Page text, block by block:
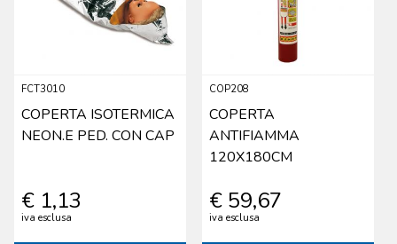
FCT3010
COPERTA ISOTERMICA
NEON.E PED. CON CAP
€ 1,13
iva esclusa
COP208
COPERTA
ANTIFIAMMA
120X180CM
€ 59,67
iva esclusa